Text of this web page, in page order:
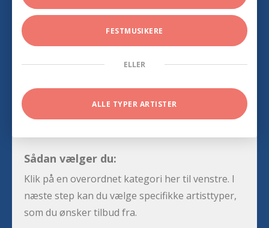
FESTMUSIKERE
ELLER
ALLE TYPER ARTISTER
Sådan vælger du:
Klik på en overordnet kategori her til venstre. I
næste step kan du vælge specifikke artisttyper,
som du ønsker tilbud fra.